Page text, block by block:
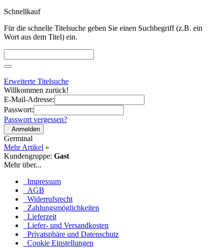
Schnellkauf
Für die schnelle Titelsuche geben Sie einen Suchbegriff (z.B. ein
Wort aus dem Titel) ein.
Erweiterte Titelsuche
Willkommen zurück!
E-Mail-Adresse:
Passwort:
Passwort vergessen?
Anmelden
Germinal
Mehr Artikel »
Kundengruppe: Gast
Mehr über...
Impressum
AGB
Widerrufsrecht
Zahlungsmöglichkeiten
Lieferzeit
Liefer- und Versandkosten
Privatsphäre und Datenschutz
Cookie Einstellungen